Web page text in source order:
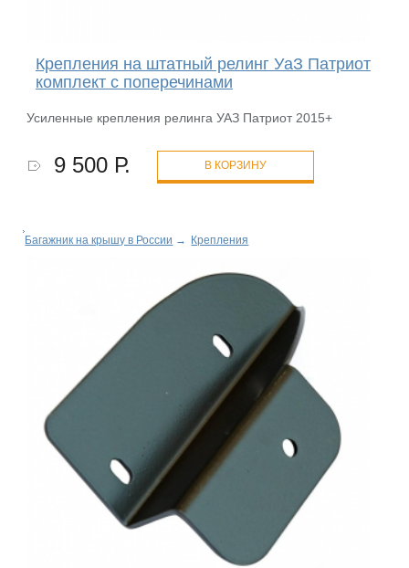
Крепления на штатный релинг УаЗ Патриот
комплект с поперечинами
Усиленные крепления релинга УАЗ Патриот 2015+
9 500 Р. В КОРЗИНУ
Багажник на крышу в России → Крепления